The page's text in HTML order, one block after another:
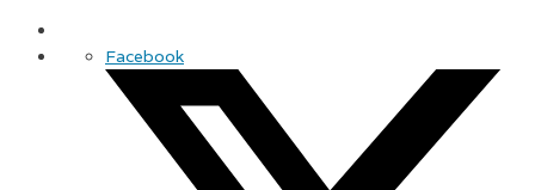
Facebook